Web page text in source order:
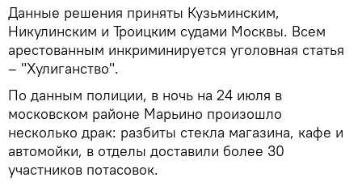
Данные решения приняты Кузьминским,
Никулинским и Троицким судами Москвы. Всем
арестованным инкриминируется уголовная статья
– "Хулиганство".
По данным полиции, в ночь на 24 июля в
московском районе Марьино произошло
несколько драк: разбиты стекла магазина, кафе и
автомойки, в отделы доставили более 30
участников потасовок.